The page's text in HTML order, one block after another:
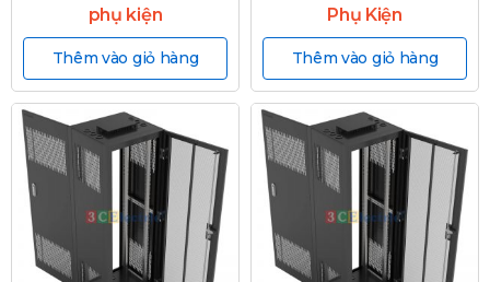
phụ kiện
Thêm vào giỏ hàng
Phụ Kiện
Thêm vào giỏ hàng